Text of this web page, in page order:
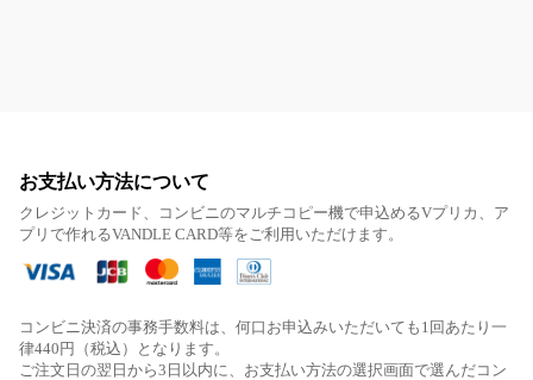
お支払い方法について
クレジットカード、コンビニのマルチコピー機で申込めるVプリカ、ア
プリで作れるVANDLE CARD等をご利用いただけます。
コンビニ決済の事務手数料は、何口お申込みいただいても1回あたり一
律440円（税込）となります。
ご注文日の翌日から3日以内に、お支払い方法の選択画面で選んだコン